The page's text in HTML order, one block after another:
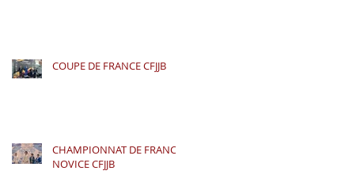
COUPE DE FRANCE CFJJB
CHAMPIONNAT DE FRANCE
NOVICE CFJJB